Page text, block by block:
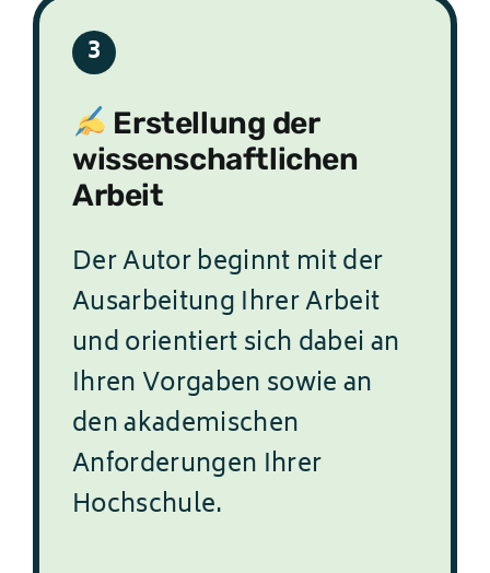
3
Erstellung der
wissenschaftlichen
Arbeit
Der Autor beginnt mit der
Ausarbeitung Ihrer Arbeit
und orientiert sich dabei an
Ihren Vorgaben sowie an
den akademischen
Anforderungen Ihrer
Hochschule.